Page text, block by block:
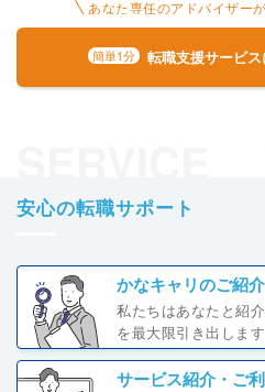
あなた専任のアドバイザー
簡単1分 転職支援サービス
安心の転職サポート
かなキャリのご紹介
私たちはあなたと紹
を最大限引き出します
サービス紹介・ご